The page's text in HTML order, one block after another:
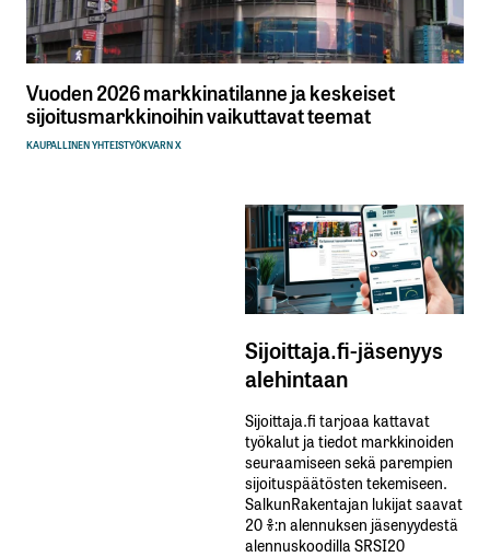
Vuoden 2026 markkinatilanne ja keskeiset
sijoitusmarkkinoihin vaikuttavat teemat
KAUPALLINEN YHTEISTYÖKVARN X
Sijoittaja.fi-jäsenyys
alehintaan
Sijoittaja.fi tarjoaa kattavat
työkalut ja tiedot markkinoiden
seuraamiseen sekä parempien
sijoituspäätösten tekemiseen.
SalkunRakentajan lukijat saavat
20 %:n alennuksen jäsenyydestä
alennuskoodilla SRSI20